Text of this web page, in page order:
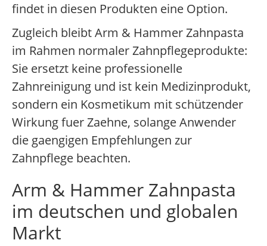
findet in diesen Produkten eine Option.
Zugleich bleibt Arm & Hammer Zahnpasta
im Rahmen normaler Zahnpflegeprodukte:
Sie ersetzt keine professionelle
Zahnreinigung und ist kein Medizinprodukt,
sondern ein Kosmetikum mit schützender
Wirkung fuer Zaehne, solange Anwender
die gaengigen Empfehlungen zur
Zahnpflege beachten.
Arm & Hammer Zahnpasta
im deutschen und globalen
Markt